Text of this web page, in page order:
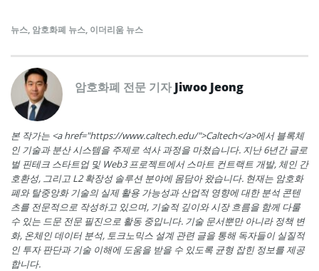
뉴스, 암호화폐 뉴스, 이더리움 뉴스
암호화폐 전문 기자Jiwoo Jeong
본 작가는 <a href="https://www.caltech.edu/">Caltech</a>에서 블록체
인 기술과 분산 시스템을 주제로 석사 과정을 마쳤습니다. 지난 6년간 글로
벌 핀테크 스타트업 및 Web3 프로젝트에서 스마트 컨트랙트 개발, 체인 간
호환성, 그리고 L2 확장성 솔루션 분야에 몸담아 왔습니다. 현재는 암호화
폐와 탈중앙화 기술의 실제 활용 가능성과 산업적 영향에 대한 분석 콘텐
츠를 전문적으로 작성하고 있으며, 기술적 깊이와 시장 흐름을 함께 다룰
수 있는 드문 전문 필진으로 활동 중입니다. 기술 문서뿐만 아니라 정책 변
화, 온체인 데이터 분석, 토크노믹스 설계 관련 글을 통해 독자들이 실질적
인 투자 판단과 기술 이해에 도움을 받을 수 있도록 균형 잡힌 정보를 제공
합니다.